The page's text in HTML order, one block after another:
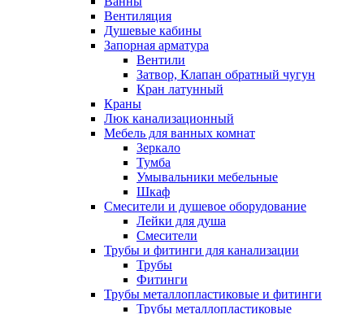
Вентиляция
Душевые кабины
Запорная арматура
Вентили
Затвор, Клапан обратный чугун
Кран латунный
Краны
Люк канализационный
Мебель для ванных комнат
Зеркало
Тумба
Умывальники мебельные
Шкаф
Смесители и душевое оборудование
Лейки для душа
Смесители
Трубы и фитинги для канализации
Трубы
Фитинги
Трубы металлопластиковые и фитинги
Трубы металлопластиковые